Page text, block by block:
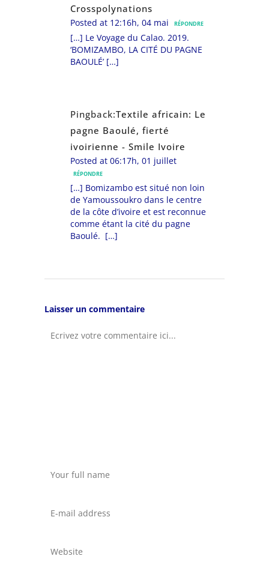
Crosspolynations
Posted at 12:16h, 04 mai RÉPONDRE
[…] Le Voyage du Calao. 2019.
‘BOMIZAMBO, LA CITÉ DU PAGNE
BAOULÉ’ […]
Pingback:Textile africain: Le
pagne Baoulé, fierté
ivoirienne - Smile Ivoire
Posted at 06:17h, 01 juillet
RÉPONDRE
[…] Bomizambo est situé non loin
de Yamoussoukro dans le centre
de la côte d’ivoire et est reconnue
comme étant la cité du pagne
Baoulé. […]
Laisser un commentaire